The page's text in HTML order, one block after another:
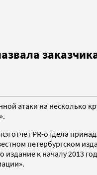
атаки на несколько
отчет PR-отдела
петербургском
издание к началу 2013